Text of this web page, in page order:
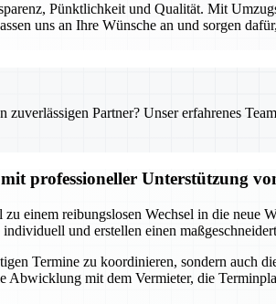
Pünktlichkeit und Qualität. Mit
uns an Ihre Wünsche an und sorgen
zuverlässigen Partner? Unser erfahrenes
professioneller Unterstützung
einem reibungslosen Wechsel in die
und erstellen einen
Termine zu koordinieren, sondern auch
Abwicklung mit dem Vermieter, die